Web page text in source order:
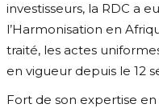
investisseurs, la RDC a
l’Harmonisation en
traité, les actes
en vigueur depuis le 12
Fort de son expertise